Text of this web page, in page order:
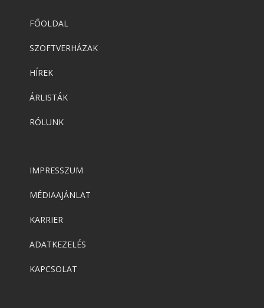
FŐOLDAL
SZOFTVERHÁZAK
HÍREK
ÁRLISTÁK
RÓLUNK
IMPRESSZUM
MÉDIAAJÁNLAT
KARRIER
ADATKEZELÉS
KAPCSOLAT